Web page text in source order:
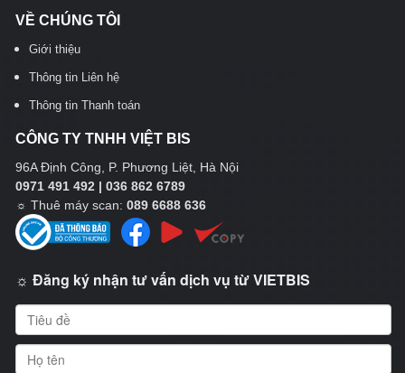
VỀ CHÚNG TÔI
Giới thiệu
Thông tin Liên hệ
Thông tin Thanh toán
CÔNG TY TNHH VIỆT BIS
96A Định Công, P. Phương Liệt, Hà Nội
0971 491 492 | 036 862 6789
☼ Thuê máy scan: 089 6688 636
☼ Đăng ký nhận tư vấn dịch vụ từ VIETBIS